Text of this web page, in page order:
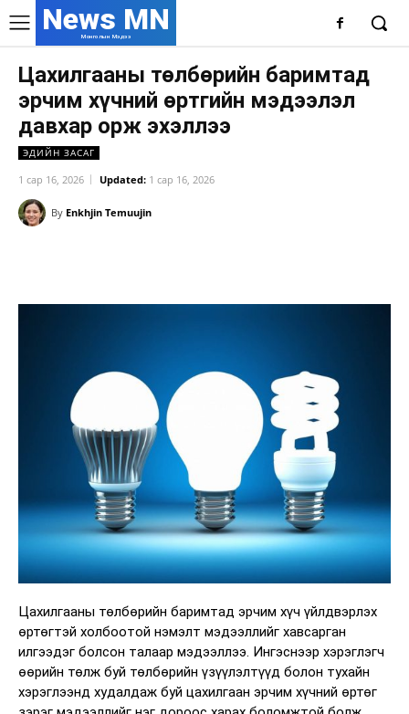
News MN
Монголын Мэдээ
Цахилгааны төлбөрийн баримтад
эрчим хүчний өртгийн мэдээлэл
давхар орж эхэллээ
ЭДИЙН ЗАСАГ
1 сар 16, 2026 Updated: 1 сар 16, 2026
By Enkhjin Temuujin
Цахилгааны төлбөрийн баримтад эрчим хүч үйлдвэрлэх
өртөгтэй холбоотой нэмэлт мэдээллийг хавсарган
илгээдэг болсон талаар мэдээллээ. Ингэснээр хэрэглэгч
өөрийн төлж буй төлбөрийн үзүүлэлтүүд болон тухайн
хэрэглээнд худалдаж буй цахилгаан эрчим хүчний өртөг